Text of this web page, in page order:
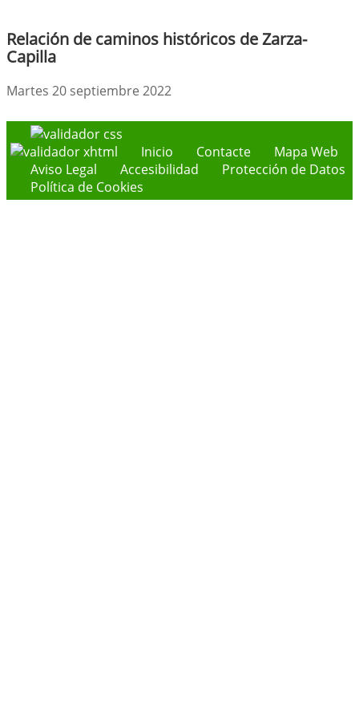
Relación de caminos históricos de Zarza-
Capilla
Martes 20 septiembre 2022
Inicio Contacte
Mapa Web
Aviso Legal
Accesibilidad
Protección de Datos
Política de Cookies